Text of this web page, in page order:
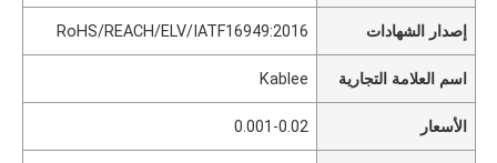
إصدار الشهادات RoHS/REACH/ELV/IATF16949:2016
اسم العلامة التجارية Kablee
الأسعار 0.001-0.02